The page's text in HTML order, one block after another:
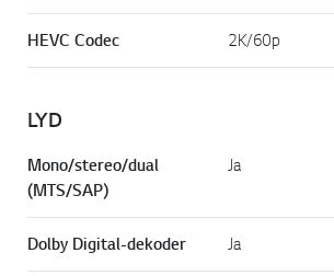
HEVC Codec 2K/60p
LYD
Mono/stereo/dual
(MTS/SAP)
Ja
Dolby Digital-dekoder Ja